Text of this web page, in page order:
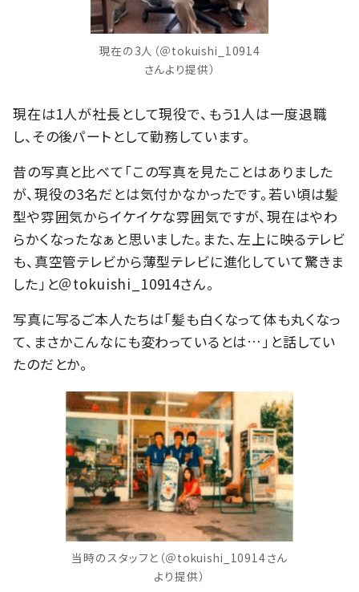
現在の3人（＠tokuishi_10914
さんより提供）
現在は1人が社長として現役で、もう1人は一度退職
し、その後パートとして勤務しています。
昔の写真と比べて「この写真を見たことはありました
が、現役の3名だとは気付かなかったです。若い頃は髪
型や雰囲気からイケイケな雰囲気ですが、現在はやわ
らかくなったなぁと思いました。また、左上に映るテレビ
も、真空管テレビから薄型テレビに進化していて驚きま
した」と＠tokuishi_10914さん。
写真に写るご本人たちは「髪も白くなって体も丸くなっ
て、まさかこんなにも変わっているとは…」と話してい
たのだとか。
当時のスタッフと（＠tokuishi_10914さん
より提供）